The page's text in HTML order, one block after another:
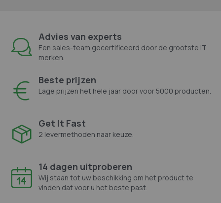
Advies van experts
Een sales-team gecertificeerd door de grootste IT
merken.
Beste prijzen
Lage prijzen het hele jaar door voor 5000 producten.
Get It Fast
2 levermethoden naar keuze.
14 dagen uitproberen
Wij staan tot uw beschikking om het product te
vinden dat voor u het beste past.